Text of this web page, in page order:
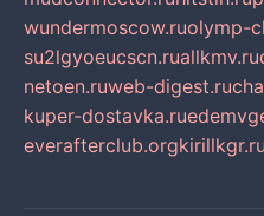
wundermoscow.ruolymp-
su2lgyoeucscn.ruallkmv.ru
netoen.ruweb-digest.ru
kuper-dostavka.ru
everafterclub.orgkirillkgr.ru